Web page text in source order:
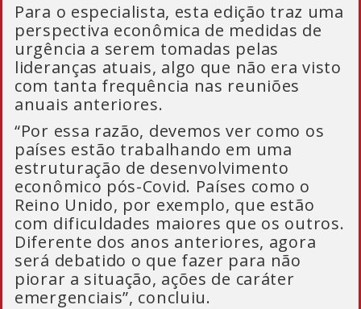
Para o especialista, esta edição traz uma
perspectiva econômica de medidas de
urgência a serem tomadas pelas
lideranças atuais, algo que não era visto
com tanta frequência nas reuniões
anuais anteriores.
“Por essa razão, devemos ver como os
países estão trabalhando em uma
estruturação de desenvolvimento
econômico pós-Covid. Países como o
Reino Unido, por exemplo, que estão
com dificuldades maiores que os outros.
Diferente dos anos anteriores, agora
será debatido o que fazer para não
piorar a situação, ações de caráter
emergenciais”, concluiu.